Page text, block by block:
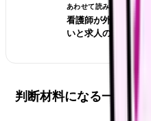
あわせて読みたい
看護師が外来へ転職
いと求人の見方
判断材料になる一次情報